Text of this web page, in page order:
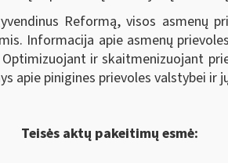
Reformą, visos asmenų
Informacija apie asmenų
Optimizuojant ir skaitmenizuojant
apie pinigines prievoles valstybei
aktų pakeitimų esmė: